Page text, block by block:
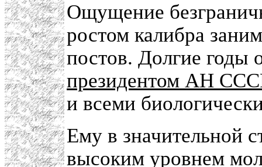
Ощущение
ростом калибра
постов. Долгие
президентом АН
и всеми
Ему в значительной
высоким уровнем